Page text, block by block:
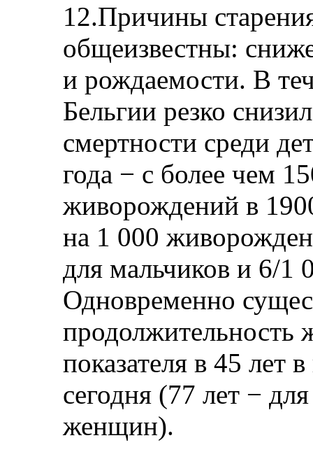
12.Причины
общеизвестны:
и рождаемости. В
Бельгии резко
смертности среди
года − с более чем
живорождений в
на 1 000
для мальчиков и 6/1
Одновременно
продолжительность
показателя в 45 лет
сегодня (77 лет −
женщин).